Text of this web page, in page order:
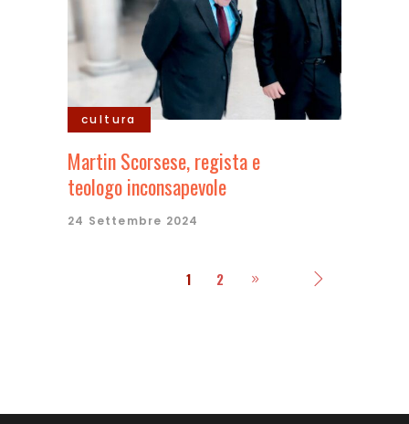
cultura
Martin Scorsese, regista e
teologo inconsapevole
24 Settembre 2024
1 2